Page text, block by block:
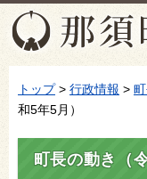
トップ> 行政情報 >
和5年5月）
町長の動き（